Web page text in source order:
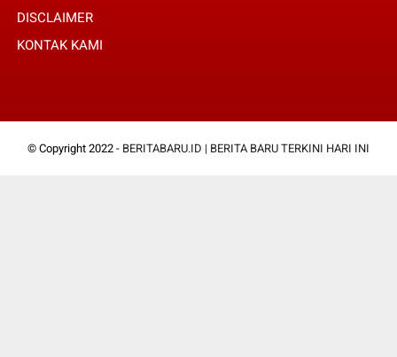
DISCLAIMER
KONTAK KAMI
© Copyright 2022 - BERITABARU.ID | BERITA BARU TERKINI HARI INI